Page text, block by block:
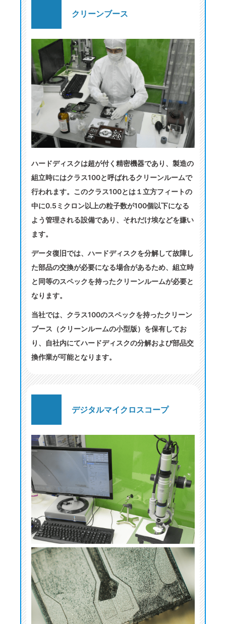
クリーンブース
ハードディスクは超が付く精密機器であり、製造の
組立時にはクラス100と呼ばれるクリーンルームで
行われます。このクラス100とは１立方フィートの
中に0.5ミクロン以上の粒子数が100個以下になる
よう管理される設備であり、それだけ埃などを嫌い
ます。
データ復旧では、ハードディスクを分解して故障し
た部品の交換が必要になる場合があるため、組立時
と同等のスペックを持ったクリーンルームが必要と
なります。
当社では、クラス100のスペックを持ったクリーン
ブース（クリーンルームの小型版）を保有してお
り、自社内にてハードディスクの分解および部品交
換作業が可能となります。
デジタルマイクロスコープ